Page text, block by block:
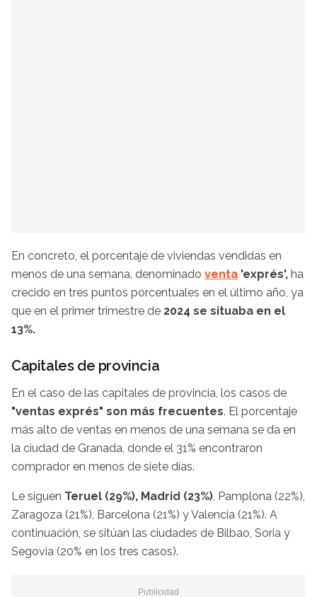
En concreto, el porcentaje de viviendas vendidas en
menos de una semana, denominado venta 'exprés', ha
crecido en tres puntos porcentuales en el último año, ya
que en el primer trimestre de 2024 se situaba en el
13%.
Capitales de provincia
En el caso de las capitales de provincia, los casos de
"ventas exprés" son más frecuentes. El porcentaje
más alto de ventas en menos de una semana se da en
la ciudad de Granada, donde el 31% encontraron
comprador en menos de siete días.
Le siguen Teruel (29%), Madrid (23%), Pamplona (22%),
Zaragoza (21%), Barcelona (21%) y Valencia (21%). A
continuación, se sitúan las ciudades de Bilbao, Soria y
Segovia (20% en los tres casos).